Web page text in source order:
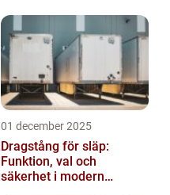
01 december 2025
Dragstång för släp:
Funktion, val och
säkerhet i modern